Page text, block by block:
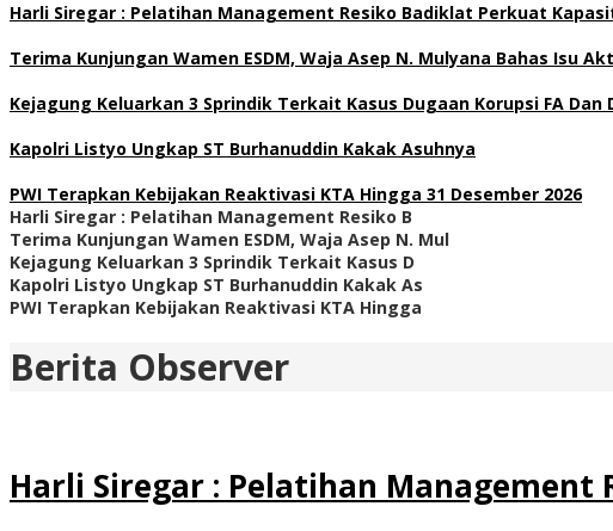
Harli Siregar : Pelatihan Management Resiko Badiklat Perkuat
Terima Kunjungan Wamen ESDM, Waja Asep N. Mulyana Bahas Isu
Kejagung Keluarkan 3 Sprindik Terkait Kasus Dugaan Korupsi FA Dan
Kapolri Listyo Ungkap ST Burhanuddin Kakak Asuhnya
PWI Terapkan Kebijakan Reaktivasi KTA Hingga 31 Desember 2026
Harli Siregar : Pelatihan Management Resiko B
Terima Kunjungan Wamen ESDM, Waja Asep N. Mul
Kejagung Keluarkan 3 Sprindik Terkait Kasus D
Kapolri Listyo Ungkap ST Burhanuddin Kakak As
PWI Terapkan Kebijakan Reaktivasi KTA Hingga
Berita Observer
Harli Siregar : Pelatihan Management